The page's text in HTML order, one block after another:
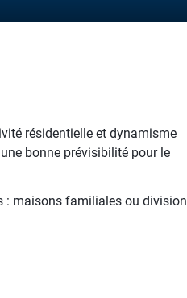
résidentielle et dynamisme
bonne prévisibilité pour le
: maisons familiales ou division